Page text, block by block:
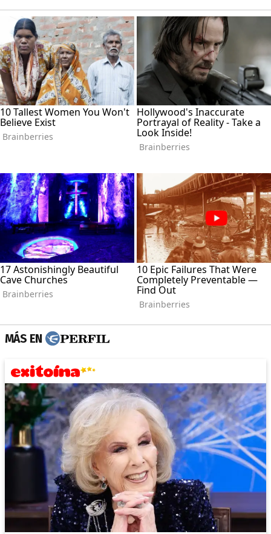
MÁS EN